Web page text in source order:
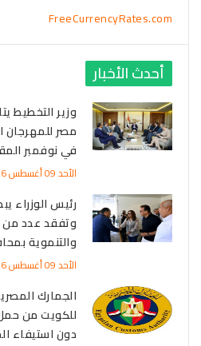
FreeCurrencyRates.com
أحدث الأخبار
وزير التخطيط
مصر للمهرجان
في نوفمبر
الأحد 09 أغسطس 2026-12:17
رئيس الوزراء
وتفقد عدد من
والتنموية
الأحد 09 أغسطس 2026-11:05
الجمارك
للكويت من
دون استيفاء